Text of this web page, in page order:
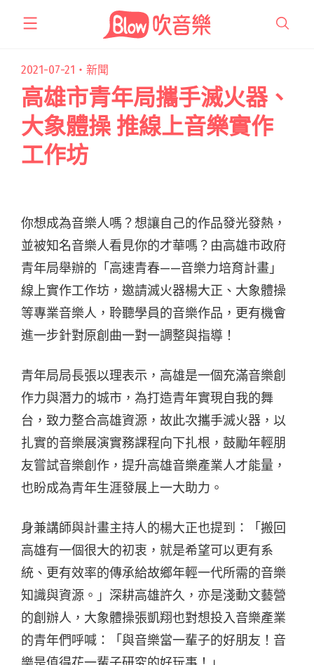
2021-07-21・ 新聞
高雄市青年局攜手滅火器、
大象體操 推線上音樂實作
工作坊
你想成為音樂人嗎？想讓自己的作品發光發熱，
並被知名音樂人看見你的才華嗎？由高雄市政府
青年局舉辦的「高速青春——音樂力培育計畫」
線上實作工作坊，邀請滅火器楊大正、大象體操
等專業音樂人，聆聽學員的音樂作品，更有機會
進一步針對原創曲一對一調整與指導！
青年局局長張以理表示，高雄是一個充滿音樂創
作力與潛力的城市，為打造青年實現自我的舞
台，致力整合高雄資源，故此次攜手滅火器，以
扎實的音樂展演實務課程向下扎根，鼓勵年輕朋
友嘗試音樂創作，提升高雄音樂產業人才能量，
也盼成為青年生涯發展上一大助力。
身兼講師與計畫主持人的楊大正也提到：「搬回
高雄有一個很大的初衷，就是希望可以更有系
統、更有效率的傳承給故鄉年輕一代所需的音樂
知識與資源。」深耕高雄許久，亦是淺動文藝營
的創辦人，大象體操張凱翔也對想投入音樂產業
的青年們呼喊：「與音樂當一輩子的好朋友！音